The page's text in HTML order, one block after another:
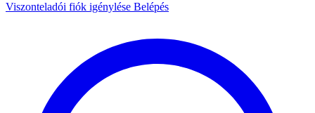
Viszonteladói fiók igénylése Belépés